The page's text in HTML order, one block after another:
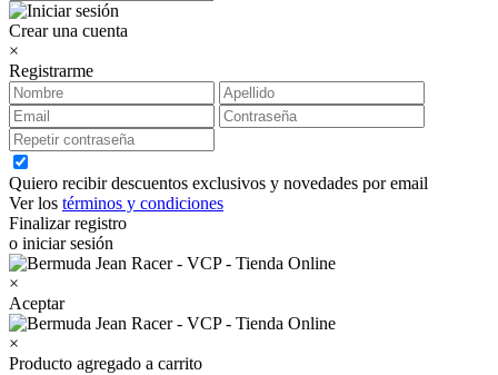
Crear una cuenta
×
Registrarme
Quiero recibir descuentos exclusivos y novedades por email
Ver los términos y condiciones
Finalizar registro
o iniciar sesión
×
Aceptar
×
Producto agregado a carrito